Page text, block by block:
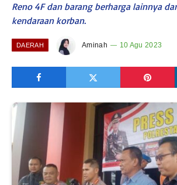
Reno 4F dan barang berharga lainnya
kendaraan korban.
DAERAH Aminah 10 Agu 2023